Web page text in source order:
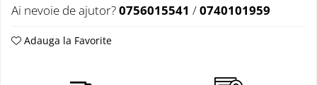
Ai nevoie de ajutor?0756015541 /0740101959
Adauga la Favorite